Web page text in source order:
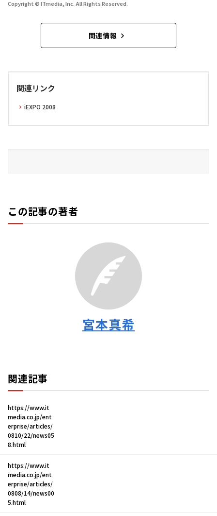
Copyright © ITmedia, Inc. All Rights Reserved.
関連情報
関連リンク
iEXPO 2008
この記事の著者
宮本真希
関連記事
https://www.it
media.co.jp/ent
erprise/articles/
0810/22/news05
8.html
https://www.it
media.co.jp/ent
erprise/articles/
0808/14/news00
5.html